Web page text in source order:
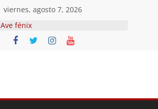
viernes, agosto 7, 2026
Ave fénix
¿Dios no existe?
First Time